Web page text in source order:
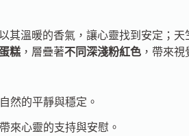
其溫暖的香氣，讓心靈找到安定；
糕 ，層疊著不同深淺粉紅色 ，帶來
然的平靜與穩定。
來心靈的支持與安慰。